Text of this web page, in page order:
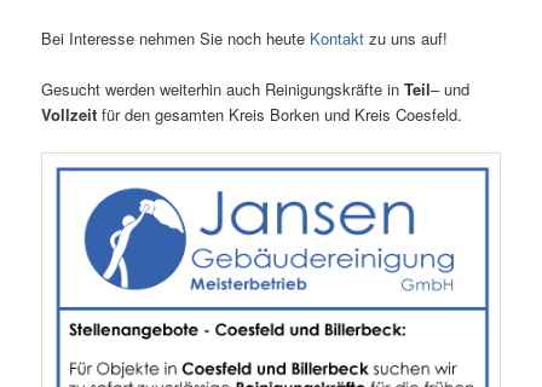
Bei Interesse nehmen Sie noch heute Kontakt zu uns auf!
Gesucht werden weiterhin auch Reinigungskräfte inTeil– und
Vollzeit für den gesamten Kreis Borken und Kreis Coesfeld.